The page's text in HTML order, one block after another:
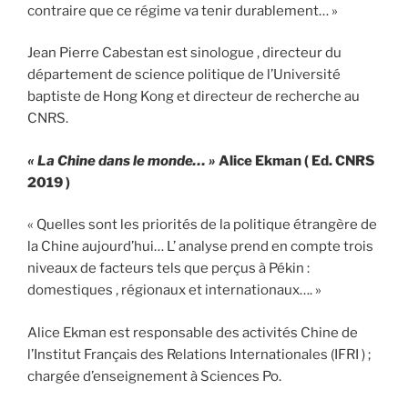
contraire que ce régime va tenir durablement… »
Jean Pierre Cabestan est sinologue , directeur du
département de science politique de l’Université
baptiste de Hong Kong et directeur de recherche au
CNRS.
« La Chine dans le monde… » Alice Ekman ( Ed. CNRS
2019 )
« Quelles sont les priorités de la politique étrangère de
la Chine aujourd’hui… L’ analyse prend en compte trois
niveaux de facteurs tels que perçus à Pékin :
domestiques , régionaux et internationaux…. »
Alice Ekman est responsable des activités Chine de
l’Institut Français des Relations Internationales (IFRI ) ;
chargée d’enseignement à Sciences Po.